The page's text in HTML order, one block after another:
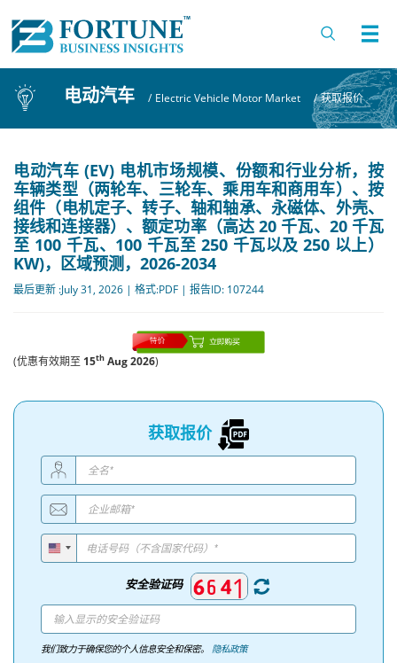
电动汽车 / Electric Vehicle Motor Market / 获取报价
电动汽车 (EV) 电机市场规模、份额和行业分析，按
车辆类型（两轮车、三轮车、乘用车和商用车）、按
组件（电机定子、转子、轴和轴承、永磁体、外壳、
接线和连接器）、额定功率（高达 20 千瓦、20 千瓦
至 100 千瓦、100 千瓦至 250 千瓦以及 250 以上）
KW)，区域预测，2026-2034
最后更新 :July 31, 2026 | 格式:PDF | 报告ID: 107244
(优惠有效期至 15th Aug 2026)
获取报价
安全验证码
我们致力于确保您的个人信息安全和保密。 隐私政策